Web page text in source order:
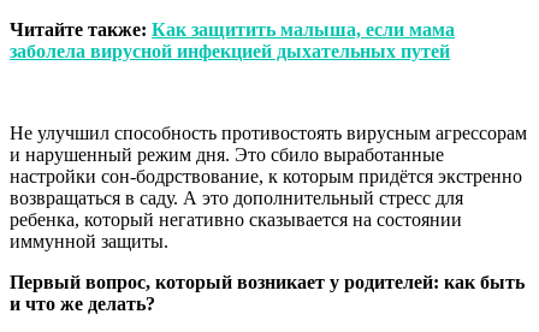
Читайте также: Как защитить малыша, если мама
заболела вирусной инфекцией дыхательных путей
Не улучшил способность противостоять вирусным агрессорам
и нарушенный режим дня. Это сбило выработанные
настройки сон-бодрствование, к которым придётся экстренно
возвращаться в саду. А это дополнительный стресс для
ребенка, который негативно сказывается на состоянии
иммунной защиты.
Первый вопрос, который возникает у родителей: как быть
и что же делать?